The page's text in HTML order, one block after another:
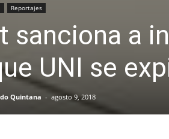
Reportajes
sanciona a
UNI se
Quintana - agosto 9, 2018